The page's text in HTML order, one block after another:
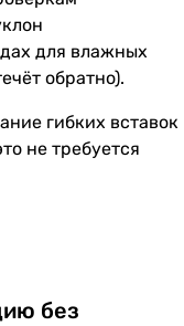
для влажных
обратно).
гибких вставок
не требуется
без